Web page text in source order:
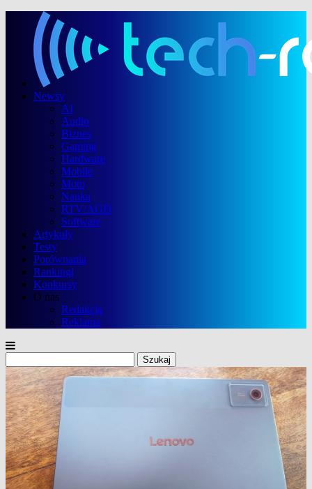
Newsy
AI
Audio
Biznes
Gaming
Hardware
Mobile
Moto
Nauka
RTV/AGD
Software
Artykuły
Testy
Porównania
Rankingi
Konkursy
O nas
Redakcja
Reklama